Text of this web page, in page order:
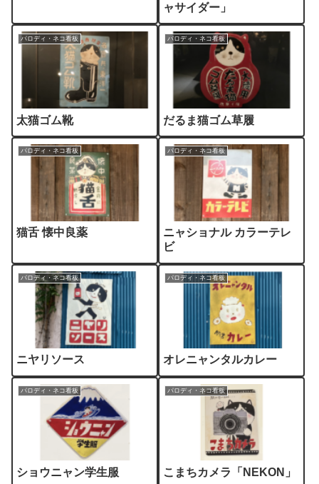
ャサイダー」
パロディ・ネコ看板
太猫ゴム靴
パロディ・ネコ看板
だるま猫ゴム草履
パロディ・ネコ看板
猫舌 懐中良薬
パロディ・ネコ看板
ニャショナル カラーテレ
ビ
パロディ・ネコ看板
ニヤリソース
パロディ・ネコ看板
オレニャンタルカレー
パロディ・ネコ看板
ショウニャン学生服
パロディ・ネコ看板
こまちカメラ「NEKON」